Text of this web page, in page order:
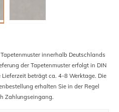
innerhalb Deutschlands
der Tapetenmuster erfolgt in DIN
beträgt ca. 4-8 Werktage. Die
erhalten Sie in der Regel
Zahlungseingang.